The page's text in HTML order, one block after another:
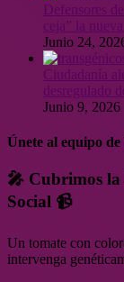
Junio 24,
Ciudadanía
desregulado
Junio 9, 2026
Únete al equipo
🎤 Cubrimos
Social 📹
Un tomate con
intervenga